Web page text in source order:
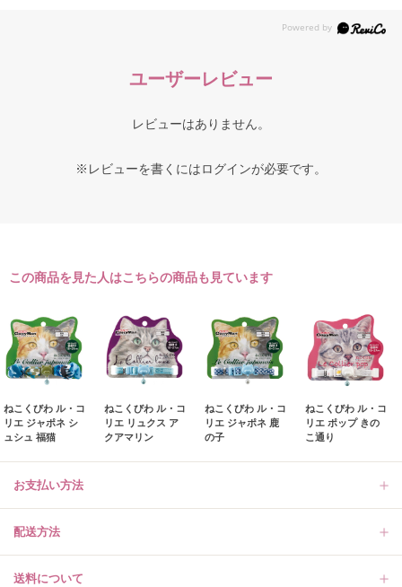
ユーザーレビュー
レビューはありません。
※レビューを書くにはログインが必要です。
この商品を見た人はこちらの商品も見ています
ねこくびわ ル・コ
リエ ジャポネ シ
ュシュ 福猫
ねこくびわ ル・コ
リエ リュクス ア
クアマリン
ねこくびわ ル・コ
リエ ジャポネ 鹿
の子
ねこくびわ ル・コ
リエ ポップ きの
こ通り
お支払い方法
配送方法
送料について